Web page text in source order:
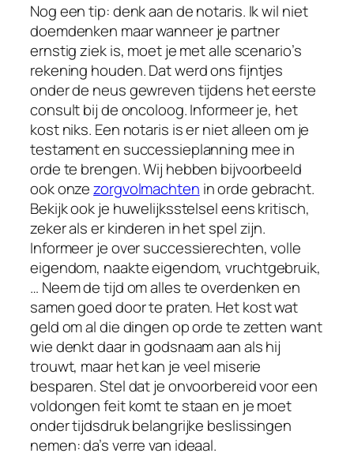
Nog een tip: denk aan de notaris. Ik wil niet
doemdenken maar wanneer je partner
ernstig ziek is, moet je met alle scenario’s
rekening houden. Dat werd ons fijntjes
onder de neus gewreven tijdens het eerste
consult bij de oncoloog. Informeer je, het
kost niks. Een notaris is er niet alleen om je
testament en successieplanning mee in
orde te brengen. Wij hebben bijvoorbeeld
ook onzezorgvolmachten in orde gebracht.
Bekijk ook je huwelijksstelsel eens kritisch,
zeker als er kinderen in het spel zijn.
Informeer je over successierechten, volle
eigendom, naakte eigendom, vruchtgebruik,
… Neem de tijd om alles te overdenken en
samen goed door te praten. Het kost wat
geld om al die dingen op orde te zetten want
wie denkt daar in godsnaam aan als hij
trouwt, maar het kan je veel miserie
besparen. Stel dat je onvoorbereid voor een
voldongen feit komt te staan en je moet
onder tijdsdruk belangrijke beslissingen
nemen: da’s verre van ideaal.